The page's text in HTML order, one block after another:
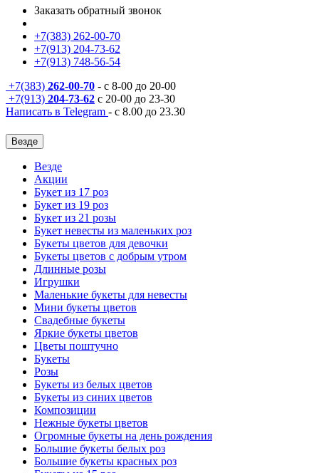
Заказать обратный звонок
+7(383) 262-00-70
+7(913) 204-73-62
+7(913) 748-56-54
+7(383) 262-00-70 - с 8-00 до 20-00
+7(913) 204-73-62 с 20-00 до 23-30
Написать в Telegram - с 8.00 до 23.30
Везде
Везде
Акции
Букет из 17 роз
Букет из 19 роз
Букет из 21 розы
Букет невесты из маленьких роз
Букеты цветов для девочки
Букеты цветов с добрым утром
Длинные розы
Игрушки
Маленькие букеты для невесты
Мини букеты цветов
Свадебные букеты
Яркие букеты цветов
Цветы поштучно
Букеты
Розы
Букеты из белых цветов
Букеты из синих цветов
Композиции
Нежные букеты цветов
Огромные букеты на день рождения
Большие букеты белых роз
Большие букеты красных роз